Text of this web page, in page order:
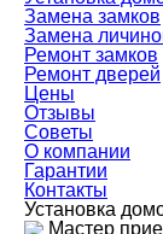
Замена замков
Замена
Ремонт замков
Ремонт дверей
Цены
Отзывы
Советы
О компании
Гарантии
Контакты
Установка
Мастер